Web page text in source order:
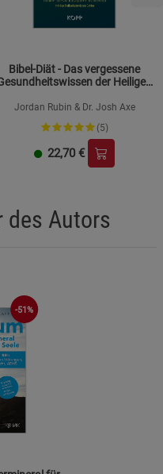
Bibel-Diät - Das vergessene
der Heiligen
Jordan Rubin & Dr. Josh Axe
(5)
22,70 €
des Autors
-51%